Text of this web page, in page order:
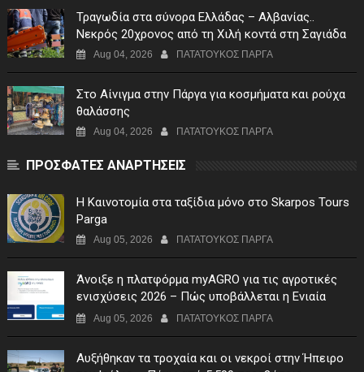
Τραγωδία στα σύνορα Ελλάδας – Αλβανίας..
Νεκρός 20χρονος από τη Χιλή κοντά στη Σαγιάδα
Aug 04, 2026 ΠΑΤΑΤΟΥΚΟΣ ΠΑΡΓΑ
Στο Αίνιγμα στην Πάργα για κοσμήματα και ρούχα
θαλάσσης
Aug 04, 2026 ΠΑΤΑΤΟΥΚΟΣ ΠΑΡΓΑ
ΠΡΟΣΦΑΤΕΣ ΑΝΑΡΤΗΣΕΙΣ
Η Καινοτομία στα ταξίδια μόνο στο Skarpos Tours
Parga
Aug 05, 2026 ΠΑΤΑΤΟΥΚΟΣ ΠΑΡΓΑ
Άνοιξε η πλατφόρμα myAGRO για τις αγροτικές
ενισχύσεις 2026 – Πώς υποβάλλεται η Ενιαία
Αίτηση Ενίσχυσης
Aug 05, 2026 ΠΑΤΑΤΟΥΚΟΣ ΠΑΡΓΑ
Αυξήθηκαν τα τροχαία και οι νεκροί στην Ήπειρο